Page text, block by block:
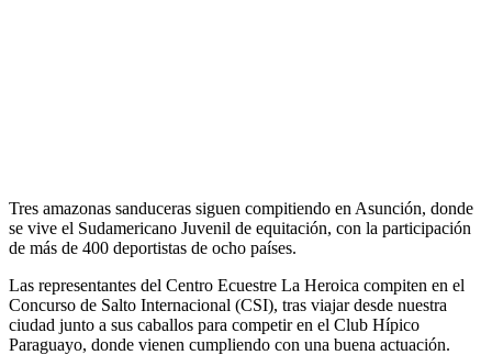
Tres amazonas sanduceras siguen compitiendo en Asunción, donde
se vive el Sudamericano Juvenil de equitación, con la participación
de más de 400 deportistas de ocho países.
Las representantes del Centro Ecuestre La Heroica compiten en el
Concurso de Salto Internacional (CSI), tras viajar desde nuestra
ciudad junto a sus caballos para competir en el Club Hípico
Paraguayo, donde vienen cumpliendo con una buena actuación.